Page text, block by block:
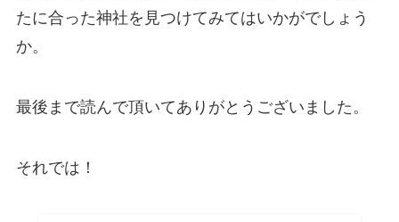
たに合った神社を見つけてみてはいかがでしょう
か。
最後まで読んで頂いてありがとうございました。
それでは！